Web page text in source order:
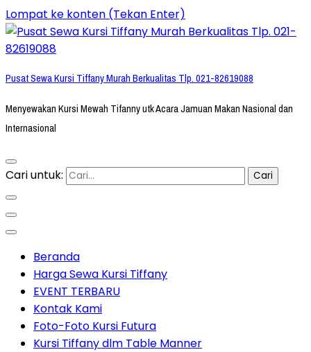
Lompat ke konten (Tekan Enter)
Pusat Sewa Kursi Tiffany Murah Berkualitas Tlp. 021-82619088
Menyewakan Kursi Mewah Tifanny utk Acara Jamuan Makan Nasional dan
Internasional
Cari untuk:
Beranda
Harga Sewa Kursi Tiffany
EVENT TERBARU
Kontak Kami
Foto-Foto Kursi Futura
Kursi Tiffany dlm Table Manner